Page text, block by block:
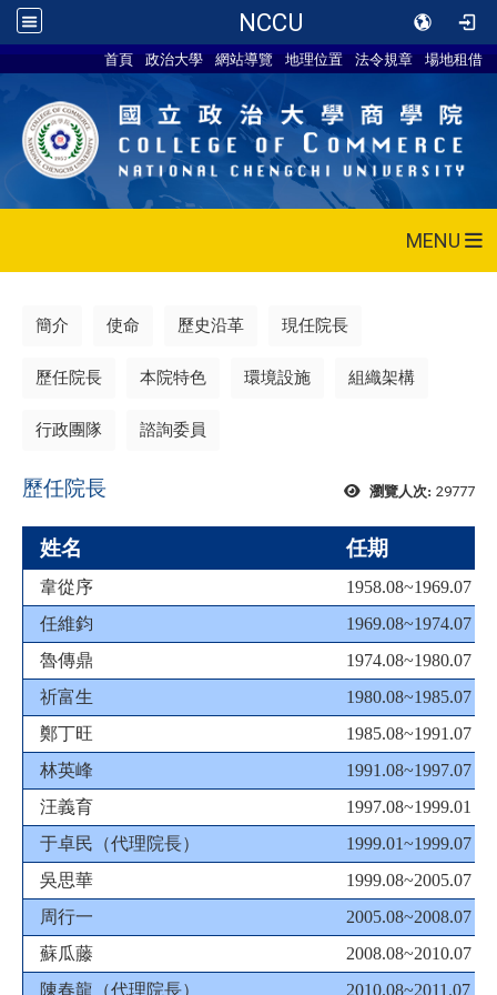
NCCU
首頁 政治大學 網站導覽 地理位置 法令規章 場地租借
MENU
簡介 使命 歷史沿革 現任院長
歷任院長 本院特色 環境設施 組織架構
行政團隊 諮詢委員
瀏覽人次: 29777
歷任院長
姓名 任期
韋從序
1958.08~1969.07
任維鈞
1969.08~1974.07
魯傳鼎
1974.08~1980.07
祈富生
1980.08~1985.07
鄭丁旺
1985.08~1991.07
林英峰
1991.08~1997.07
汪義育
1997.08~1999.01
于卓民（代理院長）
1999.01~1999.07
吳思華
1999.08~2005.07
周行一
2005.08~2008.07
蘇瓜藤
2008.08~2010.07
陳春龍（代理院長）
2010.08~2011.07